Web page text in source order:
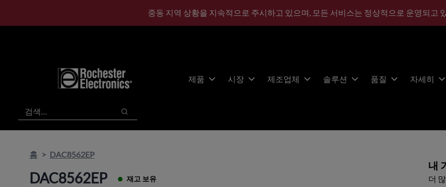
중동 지역 상황을 지속적으로 주시하고 있으며, 모든 서비스는 정상적으로 운영되고
제품 시장 제조업체 솔루션 품질 자세히
검색
검색
홈 DAC8562EP
DAC8562EP 재고 보유
내
더